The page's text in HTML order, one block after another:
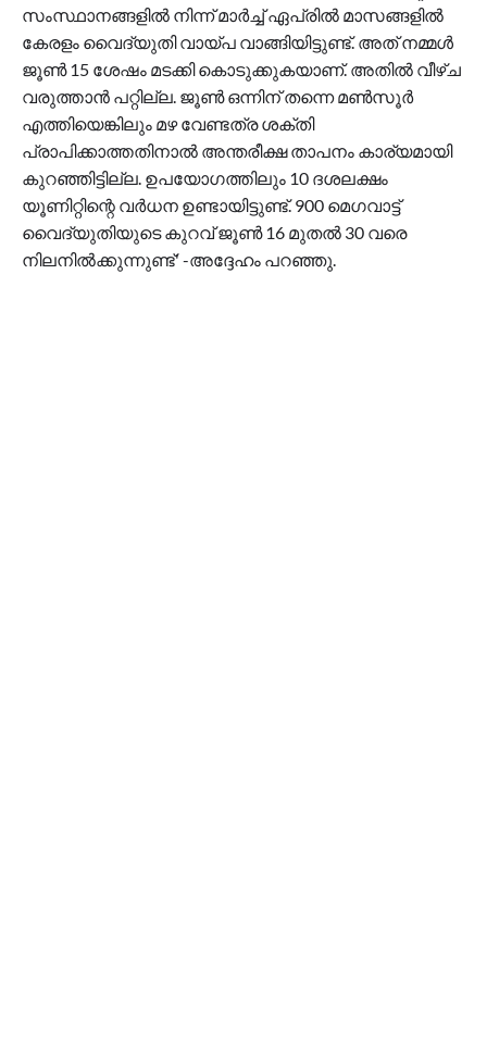
സംസ്ഥാനങ്ങളില്‍ നിന്ന് മാര്‍ച്ച് ഏപ്രില്‍ മാസങ്ങളില്‍
കേരളം വൈദ്യുതി വായ്പ വാങ്ങിയിട്ടുണ്ട്. അത് നമ്മള്‍
ജൂണ്‍ 15 ശേഷം മടക്കി കൊടുക്കുകയാണ്. അതില്‍ വീഴ്ച
വരുത്താന്‍ പറ്റില്ല. ജൂണ്‍ ഒന്നിന് തന്നെ മണ്‍സൂര്‍
എത്തിയെങ്കിലും മഴ വേണ്ടത്ര ശക്തി
പ്രാപിക്കാത്തതിനാല്‍ അന്തരീക്ഷ താപനം കാര്യമായി
കുറഞ്ഞിട്ടില്ല. ഉപയോഗത്തിലും 10 ദശലക്ഷം
യൂണിറ്റിന്റെ വര്‍ധന ഉണ്ടായിട്ടുണ്ട്. 900 മെഗവാട്ട്
വൈദ്യുതിയുടെ കുറവ് ജൂണ്‍ 16 മുതല്‍ 30 വരെ
നിലനില്‍ക്കുന്നുണ്ട്' -അദ്ദേഹം പറഞ്ഞു.